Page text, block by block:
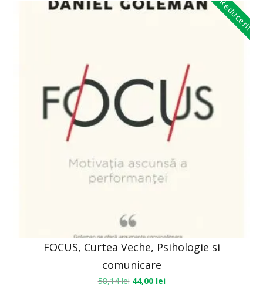
Reduceri!
FOCUS, Curtea Veche, Psihologie si
comunicare
58,14lei 44,00 lei